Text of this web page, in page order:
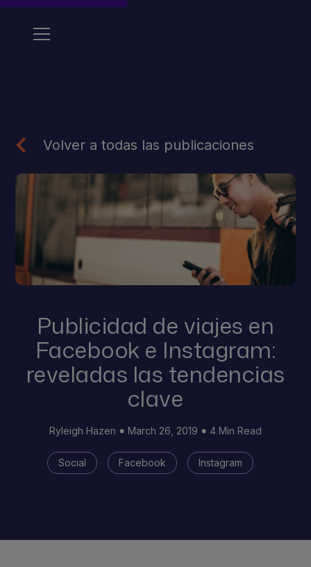
Volver a todas las publicaciones
Publicidad de viajes en
Facebook e Instagram:
reveladas las tendencias
clave
Ryleigh Hazen March 26, 2019 4 Min Read
Social Facebook Instagram